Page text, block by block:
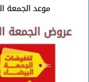
موعد الجمعة
عروض
الجمعة